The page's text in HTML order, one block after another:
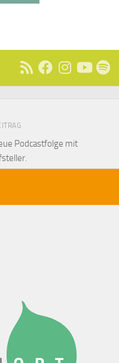
Podcastfolge mit